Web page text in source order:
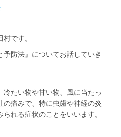
です。
防法』についてお話していき
冷たい物や甘い物、風に当たっ
の痛みで、特に虫歯や神経の炎
れる症状のことをいいます。